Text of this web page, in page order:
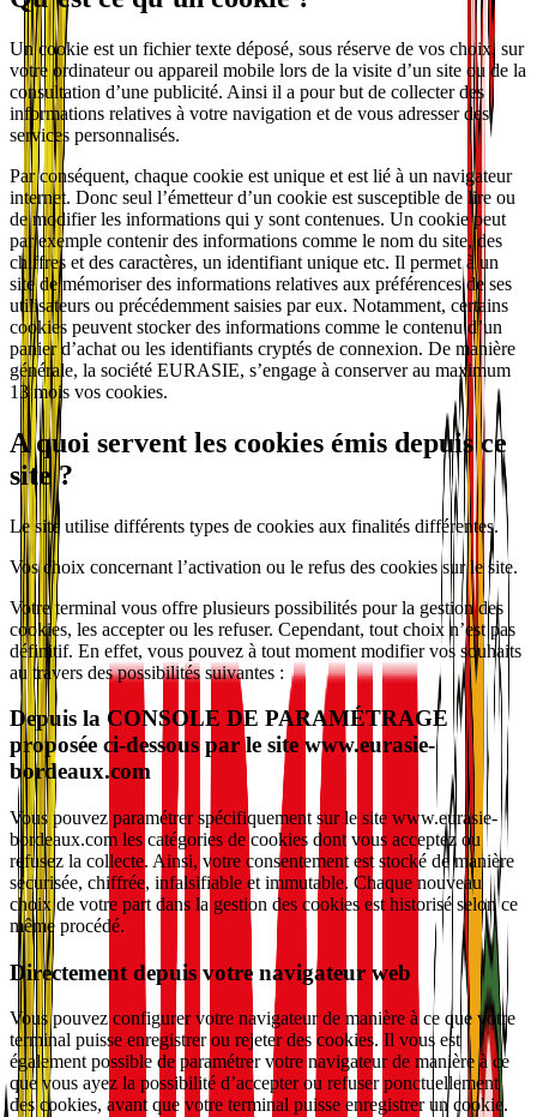
Un cookie est un fichier texte déposé, sous réserve de vos choix, sur
votre ordinateur ou appareil mobile lors de la visite d’un site ou de la
consultation d’une publicité. Ainsi il a pour but de collecter des
informations relatives à votre navigation et de vous adresser des
services personnalisés.
Par conséquent, chaque cookie est unique et est lié à un navigateur
internet. Donc seul l’émetteur d’un cookie est susceptible de lire ou
de modifier les informations qui y sont contenues. Un cookie peut
par exemple contenir des informations comme le nom du site, des
chiffres et des caractères, un identifiant unique etc. Il permet à un
site de mémoriser des informations relatives aux préférences de ses
utilisateurs ou précédemment saisies par eux. Notamment, certains
cookies peuvent stocker des informations comme le contenu d’un
panier d’achat ou les identifiants cryptés de connexion. De manière
générale, la société EURASIE, s’engage à conserver au maximum
13 mois vos cookies.
A quoi servent les cookies émis depuis ce
site ?
Le site utilise différents types de cookies aux finalités différentes.
Vos choix concernant l’activation ou le refus des cookies sur le site.
Votre terminal vous offre plusieurs possibilités pour la gestion des
cookies, les accepter ou les refuser. Cependant, tout choix n’est pas
définitif. En effet, vous pouvez à tout moment modifier vos souhaits
au travers des possibilités suivantes :
Depuis la CONSOLE DE PARAMÉTRAGE
proposée ci-dessous par le site www.eurasie-
bordeaux.com
Vous pouvez paramétrer spécifiquement sur le site www.eurasie-
bordeaux.com les catégories de cookies dont vous acceptez ou
refusez la collecte. Ainsi, votre consentement est stocké de manière
sécurisée, chiffrée, infalsifiable et immutable. Chaque nouveau
choix de votre part dans la gestion des cookies est historisé selon ce
même procédé.
Directement depuis votre navigateur web
Vous pouvez configurer votre navigateur de manière à ce que votre
terminal puisse enregistrer ou rejeter des cookies. Il vous est
également possible de paramétrer votre navigateur de manière à ce
que vous ayez la possibilité d’accepter ou refuser ponctuellement
des cookies, avant que votre terminal puisse enregistrer un cookie.